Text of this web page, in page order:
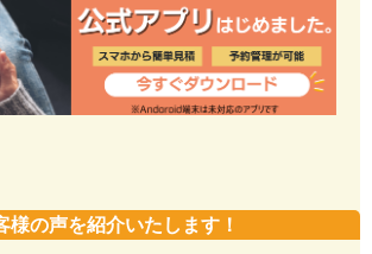
様の声を紹介いたします！